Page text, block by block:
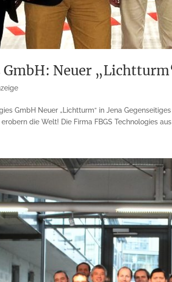
GmbH: Neuer
GmbH Neuer „Lichtturm“ in Jena
die Welt! Die Firma FBGS Technologies